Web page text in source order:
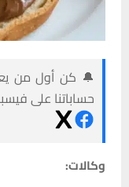
🔔 كن أول من
حساباتنا على
وكالات: